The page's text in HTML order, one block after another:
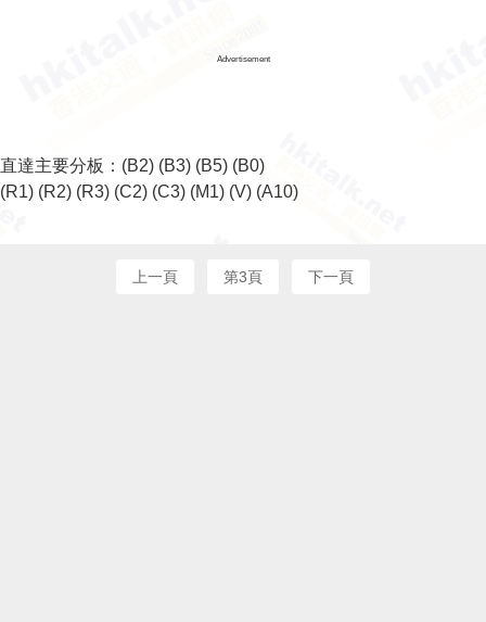
Advertisement
直達主要分板： (B2) (B3) (B5) (B0)
(R1) (R2) (R3) (C2) (C3) (M1) (V) (A10)
上一頁 第3頁 下一頁